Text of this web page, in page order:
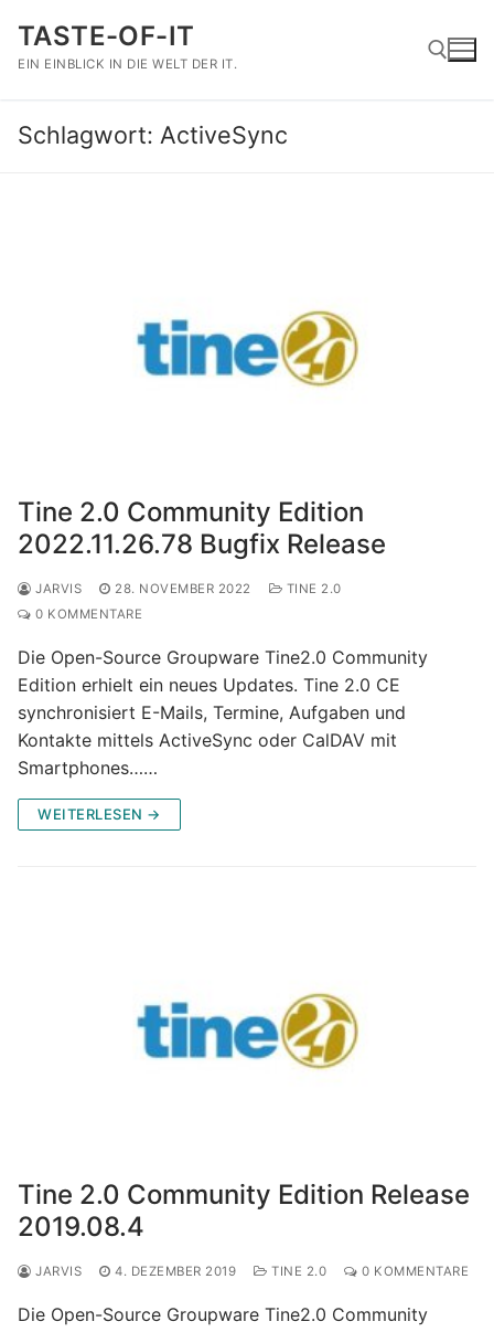
Inhalt
springen
TASTE-OF-IT
EIN EINBLICK IN DIE WELT DER IT.
Suchen nach:
Schlagwort: ActiveSync
Tine 2.0 Community Edition
2022.11.26.78 Bugfix Release
JARVIS 28. NOVEMBER 2022
TINE 2.0
0 KOMMENTARE
Die Open-Source Groupware Tine2.0 Community
Edition erhielt ein neues Updates. Tine 2.0 CE
synchronisiert E-Mails, Termine, Aufgaben und
Kontakte mittels ActiveSync oder CalDAV mit
Smartphones……
WEITERLESEN →
Tine 2.0 Community Edition Release
2019.08.4
JARVIS 4. DEZEMBER 2019 TINE 2.0 0 KOMMENTARE
Die Open-Source Groupware Tine2.0 Community